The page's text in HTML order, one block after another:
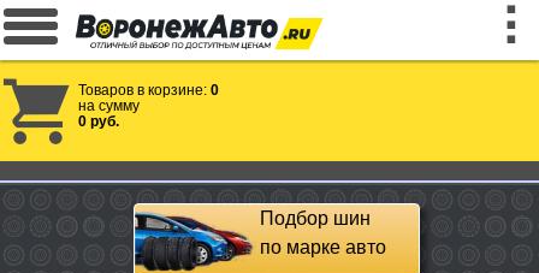
Товаров в корзине: 0
на сумму
0 руб.
Подбор шин
по марке авто